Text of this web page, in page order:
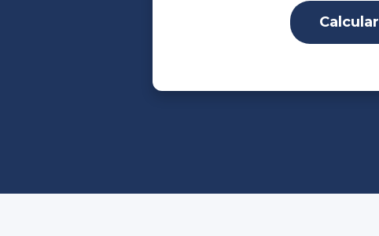
Calcular